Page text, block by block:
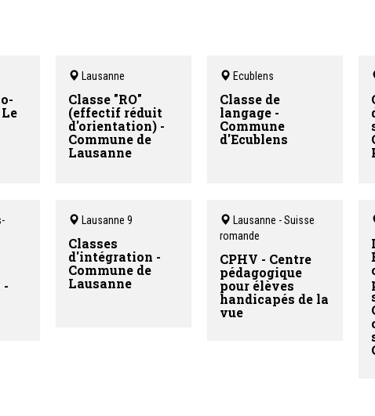
Lausanne
Classe "RO"
(effectif réduit
d'orientation) -
Commune de
Lausanne
Ecublens
Classe de
langage -
Commune
d'Ecublens
-
Lausanne 9
Classes
d'intégration -
Commune de
Lausanne
Lausanne - Suisse
romande
CPHV - Centre
pédagogique
pour élèves
handicapés de la
vue